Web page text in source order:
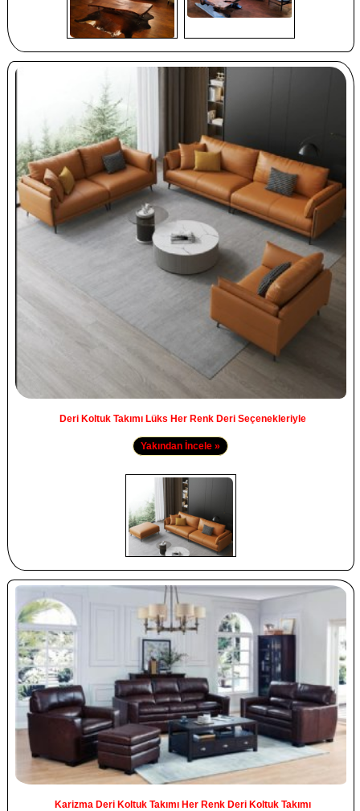
Deri Koltuk Takımı Lüks Her Renk Deri Seçenekleriyle
Yakından İncele »
Karizma Deri Koltuk Takımı Her Renk Deri Koltuk Takımı